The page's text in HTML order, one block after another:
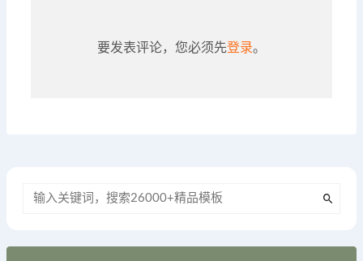
要发表评论，您必须先登录。